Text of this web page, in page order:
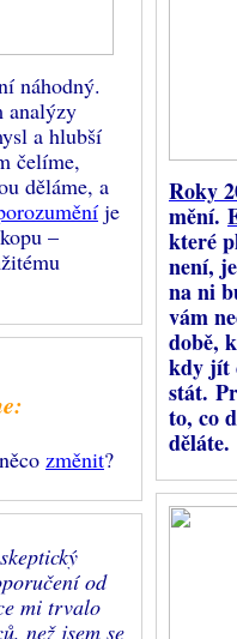
náhodný.
analýzy
a hlubší
čelíme,
děláme, a
je
–
změnit?
od
mi trvalo
než jsem se
Roky
mění.
které
není,
na ni
vám
době,
kdy jít
stát.
to, co
děláte.